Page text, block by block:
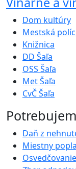
Dom kultúry
Mestská
Knižnica
DD Šaľa
OSS Šaľa
Met Šaľa
CvČ Šaľa
Daň z
Miestny